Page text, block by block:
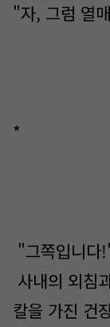
"자, 그럼 열
*
"그쪽입니다
사내의 외침
칼을 가진 건